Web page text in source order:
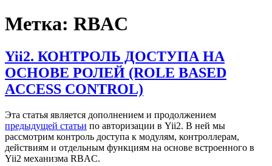
Метка: RBAC
Yii2. КОНТРОЛЬ ДОСТУПА НА
ОСНОВЕ РОЛЕЙ (ROLE BASED
ACCESS CONTROL)
Эта статья является дополнением и продолжением
предыдущей статьи по авторизации в Yii2. В ней мы
рассмотрим контроль доступа к модулям, контроллерам,
действиям и отдельным функциям на основе встроенного в
Yii2 механизма RBAC.